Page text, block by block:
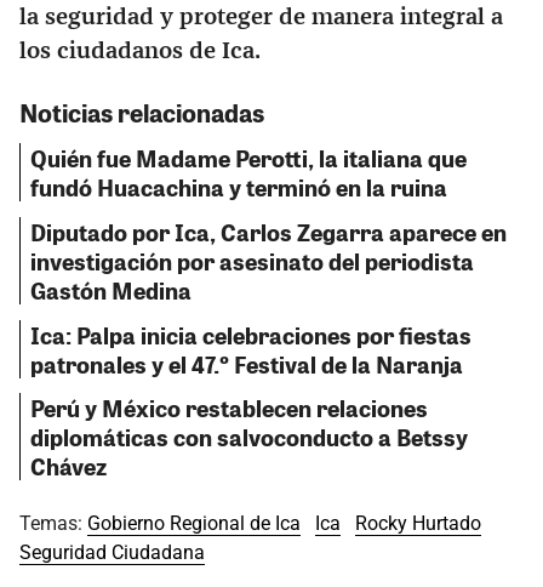
la seguridad y proteger de manera integral a
los ciudadanos de Ica.
Noticias relacionadas
Quién fue Madame Perotti, la italiana que
fundó Huacachina y terminó en la ruina
Diputado por Ica, Carlos Zegarra aparece en
investigación por asesinato del periodista
Gastón Medina
Ica: Palpa inicia celebraciones por fiestas
patronales y el 47.º Festival de la Naranja
Perú y México restablecen relaciones
diplomáticas con salvoconducto a Betssy
Chávez
Temas: Gobierno Regional de Ica Ica
Rocky Hurtado
Seguridad Ciudadana